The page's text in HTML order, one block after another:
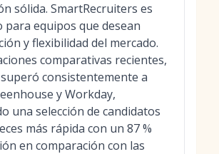
sólida. SmartRecruiters es
para equipos que desean
y flexibilidad del mercado.
comparativas recientes,
consistentemente a
y Workday,
una selección de candidatos
más rápida con un 87 %
en comparación con las